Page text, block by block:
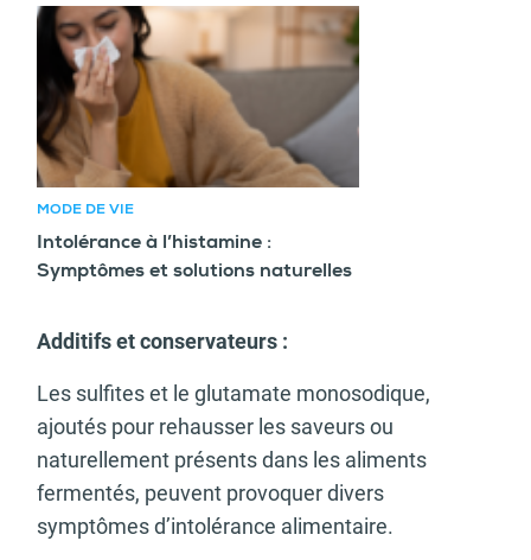
Article recommandé
MODE DE VIE
Intolérance à l’histamine :
Symptômes et solutions naturelles
Additifs et conservateurs :
Les sulfites et le glutamate monosodique,
ajoutés pour rehausser les saveurs ou
naturellement présents dans les aliments
fermentés, peuvent provoquer divers
symptômes d’intolérance alimentaire.